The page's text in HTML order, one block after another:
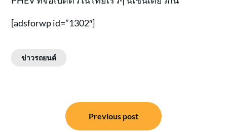
[adsforwp id=”1302″]
ข่าวรถยนต์
Previous post